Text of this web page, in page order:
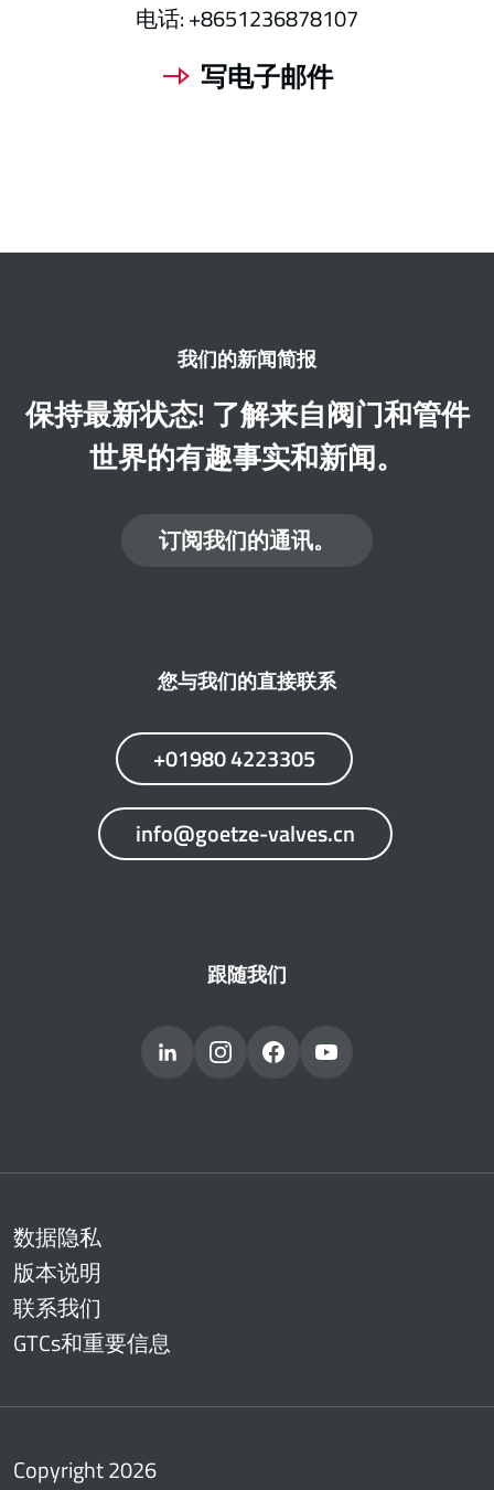
电话:+8651236878107
写电子邮件
我们的新闻简报
保持最新状态! 了解来自阀门和管件
世界的有趣事实和新闻。
订阅我们的通讯。
您与我们的直接联系
+01980 4223305
info@goetze-valves.cn
跟随我们
数据隐私
版本说明
联系我们
GTCs和重要信息
Copyright 2026